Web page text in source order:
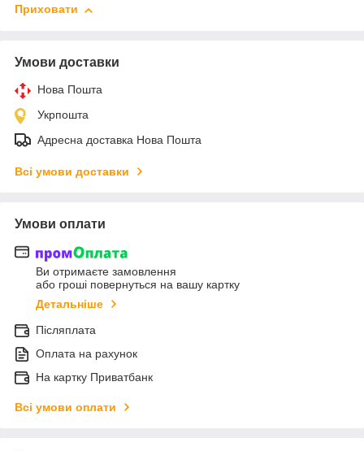
Приховати
Умови доставки
Нова Пошта
Укрпошта
Адресна доставка Нова Пошта
Всі умови доставки
Умови оплати
Ви отримаєте замовлення
або гроші повернуться на вашу картку
Детальніше
Післяплата
Оплата на рахунок
На картку Приватбанк
Всі умови оплати